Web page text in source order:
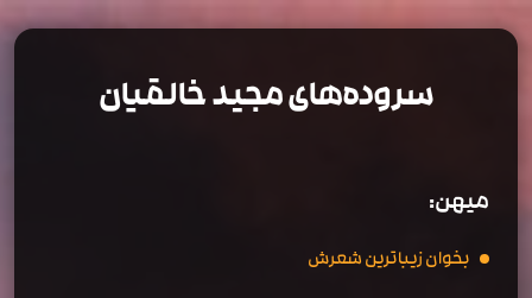
سروده‌های مجید خالقیان
میهن:
بخوان زیباترین شعرش